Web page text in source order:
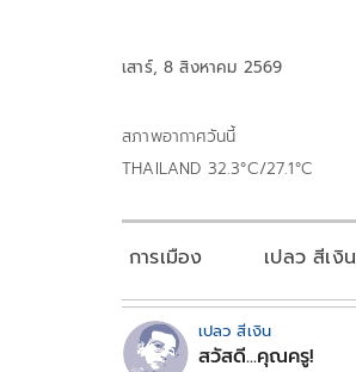
เสาร์, 8 สิงหาคม 2569
สภาพอากาศวันนี้
THAILAND 32.3°C/27.1°C
การเมือง เปลว สีเงิน
เปลว สีเงิน
สวัสดี...คุณครู!